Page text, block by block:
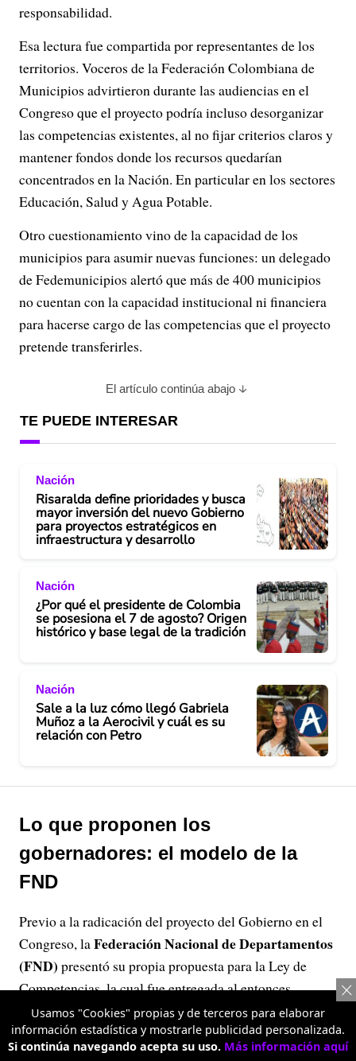
responsabilidad.
Esa lectura fue compartida por representantes de los
territorios. Voceros de la Federación Colombiana de
Municipios advirtieron durante las audiencias en el
Congreso que el proyecto podría incluso desorganizar
las competencias existentes, al no fijar criterios claros y
mantener fondos donde los recursos quedarían
concentrados en la Nación. En particular en los sectores
Educación, Salud y Agua Potable.
Otro cuestionamiento vino de la capacidad de los
municipios para asumir nuevas funciones: un delegado
de Fedemunicipios alertó que más de 400 municipios
no cuentan con la capacidad institucional ni financiera
para hacerse cargo de las competencias que el proyecto
pretende transferirles.
El artículo continúa abajo
TE PUEDE INTERESAR
Nación
Risaralda define prioridades y busca
mayor inversión del nuevo Gobierno
para proyectos estratégicos en
infraestructura y desarrollo
Nación
¿Por qué el presidente de Colombia
se posesiona el 7 de agosto? Origen
histórico y base legal de la tradición
Nación
Sale a la luz cómo llegó Gabriela
Muñoz a la Aerocivil y cuál es su
relación con Petro
Lo que proponen los
gobernadores: el modelo de la
FND
Previo a la radicación del proyecto del Gobierno en el
Congreso, laFederación Nacional de Departamentos
(FND) presentó su propia propuesta para la Ley de
Competencias, la cual fue entregada al entonces
ministro del Interior en el marco de laCumbre de
Gobernadores ‘Turismo y Agroindustria,
Oportunidades para las Regiones’, realizada en
Usamos "Cookies" propias y de terceros para elaborar
información estadística y mostrarle publicidad personalizada.
Si continúa navegando acepta su uso. Más información aquí